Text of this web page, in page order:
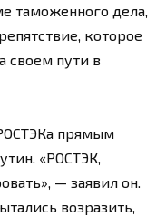
таможенного дела,
которое
своем пути в
прямым
«РОСТЭК,
— заявил он.
возразить,